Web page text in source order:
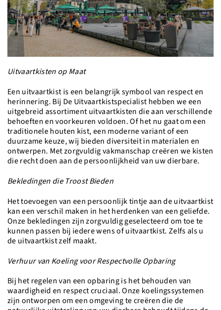
Uitvaartkisten op Maat
Een uitvaartkist is een belangrijk symbool van respect en
herinnering. Bij De Uitvaartkistspecialist hebben we een
uitgebreid assortiment uitvaartkisten die aan verschillende
behoeften en voorkeuren voldoen. Of het nu gaat om een
traditionele houten kist, een moderne variant of een
duurzame keuze, wij bieden diversiteit in materialen en
ontwerpen. Met zorgvuldig vakmanschap creëren we kisten
die recht doen aan de persoonlijkheid van uw dierbare.
Bekledingen die Troost Bieden
Het toevoegen van een persoonlijk tintje aan de uitvaartkist
kan een verschil maken in het herdenken van een geliefde.
Onze bekledingen zijn zorgvuldig geselecteerd om toe te
kunnen passen bij iedere wens of uitvaartkist. Zelfs als u
de uitvaartkist zelf maakt.
Verhuur van Koeling voor Respectvolle Opbaring
Bij het regelen van een opbaring is het behouden van
waardigheid en respect cruciaal. Onze koelingssystemen
zijn ontworpen om een omgeving te creëren die de